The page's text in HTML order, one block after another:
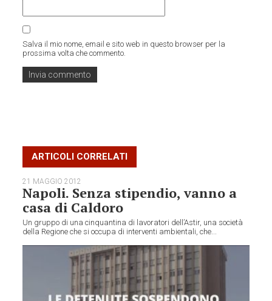
Salva il mio nome, email e sito web in questo browser per la
prossima volta che commento.
ARTICOLI CORRELATI
21 MAGGIO 2012
Napoli. Senza stipendio, vanno a
casa di Caldoro
Un gruppo di una cinquantina di lavoratori dell’Astir, una società
della Regione che si occupa di interventi ambientali, che...